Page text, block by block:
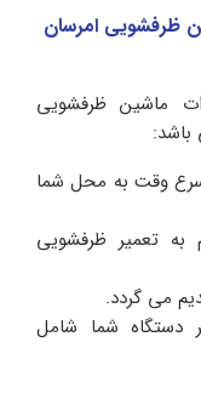
ظرفشویی امرسان
ماشین ظرفشویی
باشد:
اسرع وقت به محل شما
به تعمیر ظرفشویی
می گردد.
دستگاه شما شامل